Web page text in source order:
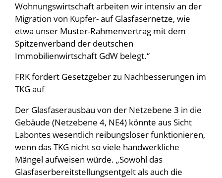
Wohnungswirtschaft arbeiten wir intensiv an der
Migration von Kupfer- auf Glasfasernetze, wie
etwa unser Muster-Rahmenvertrag mit dem
Spitzenverband der deutschen
Immobilienwirtschaft GdW belegt.“
FRK fordert Gesetzgeber zu Nachbesserungen im
TKG auf
Der Glasfaserausbau von der Netzebene 3 in die
Gebäude (Netzebene 4, NE4) könnte aus Sicht
Labontes wesentlich reibungsloser funktionieren,
wenn das TKG nicht so viele handwerkliche
Mängel aufweisen würde. „Sowohl das
Glasfaserbereitstellungsentgelt als auch die